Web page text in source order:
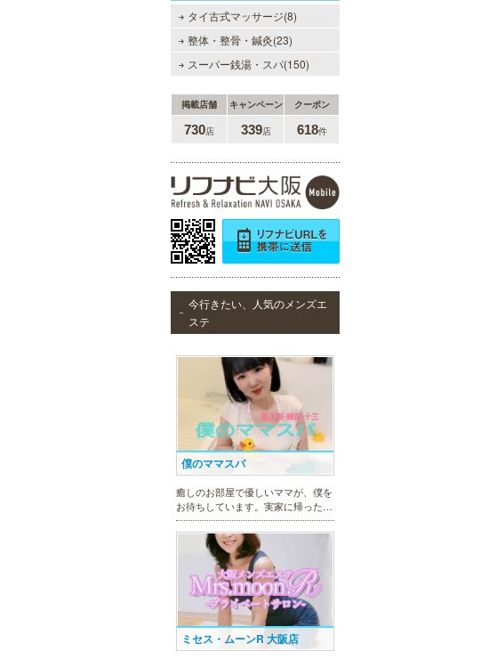
タイ古式マッサージ(8)
整体・整骨・鍼灸(23)
スーパー銭湯・スパ(150)
掲載店舗 キャンペーン クーポン
730店 339店 618件
今行きたい、人気のメンズエ
ステ
ますので何なりとお申し付けくださ
い。
当たりSPA 日本橋店
当店では、少しでも多くのお客様に
を完備しております。★完全個室★
お客様に『当たり』と思ってもらえ
る様ルックス、施術レベルを極めた
セラピストがマッサージをご提供致
します。
30代40代50代のミセスが日常を忘
れ、限られた時間の中で、時にプロ
大人セラピストの魅力を存分に発揮
僕のママスパ
癒しのお部屋で優しいママが、僕を
お待ちしています。実家に帰ったよ
うにくつろいで、暖かな母の愛に包
まれて下さい。心身ともの安らぎと
最高の癒しが貴方を待っています。
ミセス・ムーンR 大阪店